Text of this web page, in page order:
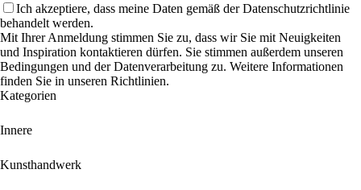
Ich akzeptiere, dass meine Daten gemäß der Datenschutzrichtlinie
behandelt werden.
Mit Ihrer Anmeldung stimmen Sie zu, dass wir Sie mit Neuigkeiten
und Inspiration kontaktieren dürfen. Sie stimmen außerdem unseren
Bedingungen und der Datenverarbeitung zu. Weitere Informationen
finden Sie in unseren Richtlinien.
Kategorien
Innere
Kunsthandwerk